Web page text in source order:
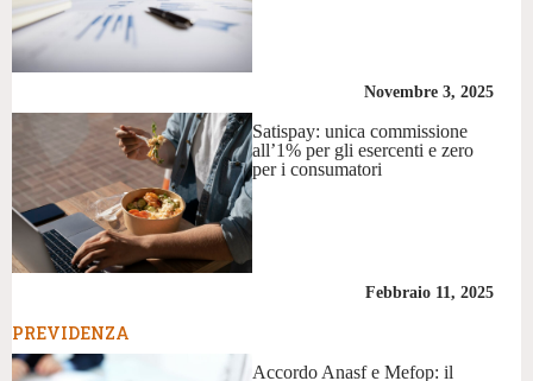
Novembre 3, 2025
Satispay: unica commissione
all’1% per gli esercenti e zero
per i consumatori
Febbraio 11, 2025
PREVIDENZA
Accordo Anasf e Mefop: il